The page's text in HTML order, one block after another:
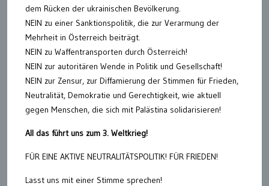
dem Rücken der ukrainischen Bevölkerung.
NEIN zu einer Sanktionspolitik, die zur Verarmung der
Mehrheit in Österreich beiträgt.
NEIN zu Waffentransporten durch Österreich!
NEIN zur autoritären Wende in Politik und Gesellschaft!
NEIN zur Zensur, zur Diffamierung der Stimmen für Frieden,
Neutralität, Demokratie und Gerechtigkeit, wie aktuell
gegen Menschen, die sich mit Palästina solidarisieren!
All das führt uns zum 3. Weltkrieg!
FÜR EINE AKTIVE NEUTRALITÄTSPOLITIK! FÜR FRIEDEN!
Lasst uns mit einer Stimme sprechen!